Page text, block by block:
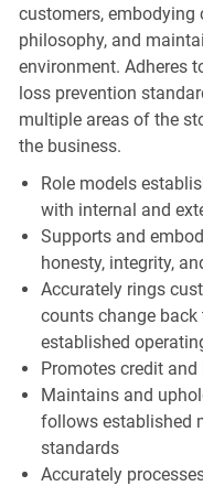
customers, embodying
philosophy, and
environment. Adheres
loss prevention
multiple areas of the
the business.
Role models
with internal and
Supports and
honesty, integrity,
Accurately rings
counts change
established
Promotes credit
Maintains and
follows established
standards
Accurately